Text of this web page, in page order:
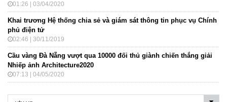
01:26 | 03/04/2020
Khai trương Hệ thống chia sẻ và giám sát thông tin phục vụ Chính
phủ điện tử
02:46 | 30/11/2019
Cầu vàng Đà Nẵng vượt qua 10000 đối thủ giành chiến thắng giải
Nhiếp ảnh Architecture2020
07:13 | 04/05/2020